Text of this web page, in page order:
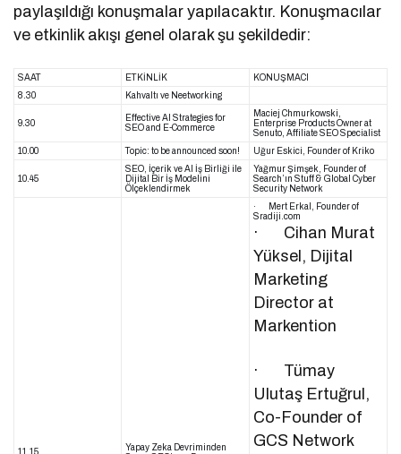
paylaşıldığı konuşmalar yapılacaktır. Konuşmacılar
ve etkinlik akışı genel olarak şu şekildedir:
SAAT ETKİNLİK
KONUŞMACI
8.30
Kahvaltı ve Neetworking
9.30
Effective Al Strategies for
SEO and E-Commerce
Maciej Chmurkowski,
Enterprise Products Owner at
Senuto, Affiliate SEO Specialist
10.00
Topic: to be announced soon! Uğur Eskici, Founder of Kriko
10.45
SEO, İçerik ve Al İş Birliği ile
Dijital Bir İş Modelini
Ölçeklendirmek
Yağmur Şimşek, Founder of
Search’ın Stuff & Global Cyber
Security Network
11.15
Yapay Zeka Devriminden
· Mert Erkal, Founder of
Sradiji.com
· Cihan Murat
Yüksel, Dijital
Marketing
Director at
Markention
· Tümay
Ulutaş Ertuğrul,
Co-Founder of
GCS Network